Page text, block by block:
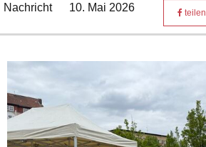
Nachricht 10. Mai 2026 teilen